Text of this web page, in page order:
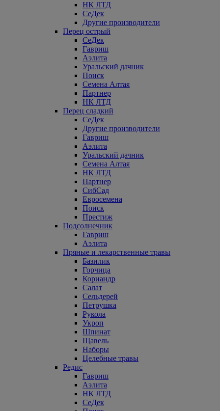
НК ЛТД
СеДек
Другие производители
Перец острый
СеДек
Гавриш
Аэлита
Уральский дачник
Поиск
Семена Алтая
Партнер
НК ЛТД
Перец сладкий
СеДек
Другие производители
Гавриш
Аэлита
Уральский дачник
Семена Алтая
НК ЛТД
Партнер
СибСад
Евросемена
Поиск
Престиж
Подсолнечник
Гавриш
Аэлита
Пряные и лекарственные травы
Базилик
Горчица
Кориандр
Салат
Сельдерей
Петрушка
Рукола
Укроп
Шпинат
Щавель
Наборы
Целебные травы
Редис
Гавриш
Аэлита
НК ЛТД
СеДек